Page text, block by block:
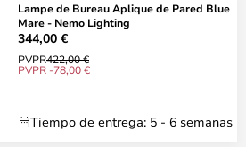
Lampe de Bureau Aplique de Pared Blue
Mare - Nemo Lighting
344,00 €
PVPR422,00 €
PVPR -78,00 €
Tiempo de entrega: 5 - 6 semanas